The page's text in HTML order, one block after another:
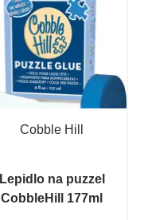
Cobble Hill
Lepidlo na puzzel
CobbleHill 177ml